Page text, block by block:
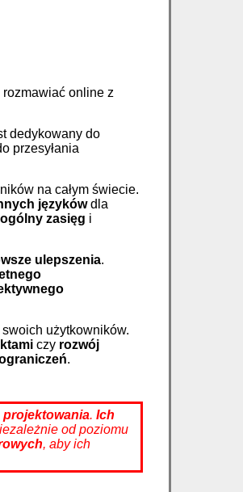
online z
dedykowany do
przesyłania
na całym świecie.
językówdla
zasięg i
ulepszenia.
swoich użytkowników.
czy rozwój
.
projektowania. Ich
od poziomu
, aby ich